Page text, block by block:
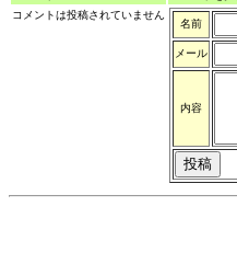
コメントは投稿されていません
名前
メール
内容